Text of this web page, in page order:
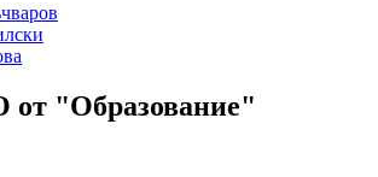
"Образование"